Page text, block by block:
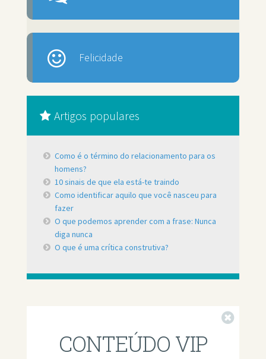
Felicidade
Artigos populares
Como é o término do relacionamento para os
homens?
10 sinais de que ela está-te traindo
Como identificar aquilo que você nasceu para
fazer
O que podemos aprender com a frase: Nunca
diga nunca
O que é uma crítica construtiva?
CONTEÚDO VIP